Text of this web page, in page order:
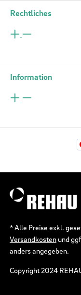
Rechtliches
Information
* Alle Preise exkl.
Versandkosten und
anders angegeben.
Copyright 2024